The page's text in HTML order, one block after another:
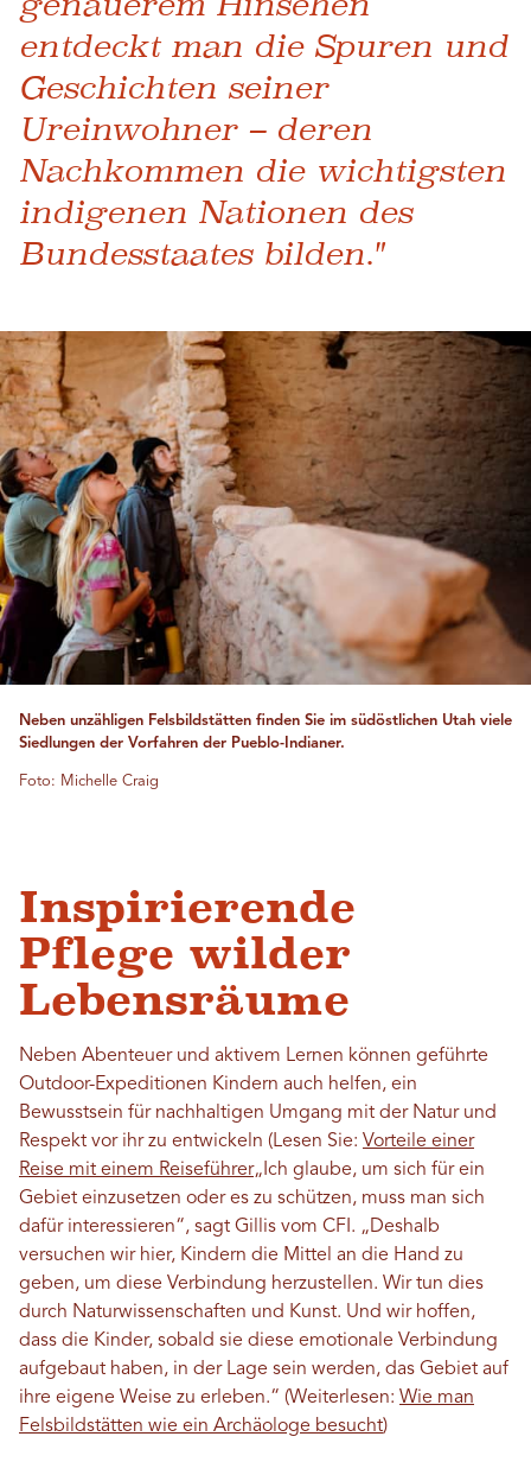
entdeckt man die Spuren und
Geschichten seiner
Ureinwohner – deren
Nachkommen die wichtigsten
indigenen Nationen des
Bundesstaates bilden."
Neben unzähligen Felsbildstätten finden Sie im südöstlichen Utah viele
Siedlungen der Vorfahren der Pueblo-Indianer.
Foto: Michelle Craig
Inspirierende
Pflege wilder
Lebensräume
Neben Abenteuer und aktivem Lernen können geführte
Outdoor-Expeditionen Kindern auch helfen, ein
Bewusstsein für nachhaltigen Umgang mit der Natur und
Respekt vor ihr zu entwickeln (Lesen Sie: Vorteile einer
Reise mit einem Reiseführer„Ich glaube, um sich für ein
Gebiet einzusetzen oder es zu schützen, muss man sich
dafür interessieren“, sagt Gillis vom CFI. „Deshalb
versuchen wir hier, Kindern die Mittel an die Hand zu
geben, um diese Verbindung herzustellen. Wir tun dies
durch Naturwissenschaften und Kunst. Und wir hoffen,
dass die Kinder, sobald sie diese emotionale Verbindung
aufgebaut haben, in der Lage sein werden, das Gebiet auf
ihre eigene Weise zu erleben.“ (Weiterlesen: Wie man
Felsbildstätten wie ein Archäologe besucht)